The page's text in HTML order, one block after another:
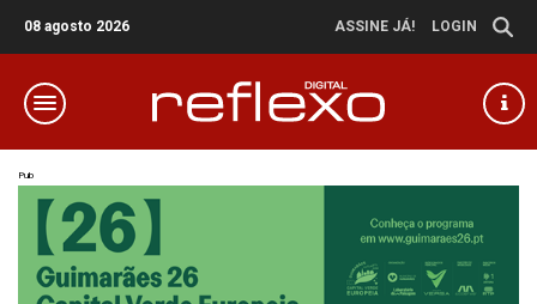
08 agosto 2026 ASSINE JÁ! LOGIN
Pub